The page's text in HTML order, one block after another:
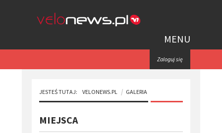
MENU
Zaloguj się
JESTEŚ TUTAJ: VELONEWS.PL GALERIA
MIEJSCA